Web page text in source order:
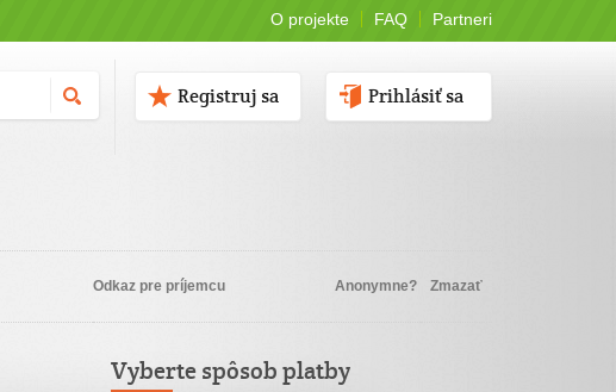
O projekte FAQ Partneri
Prihlásiť sa
Registruj sa
Odkaz pre príjemcu Anonymne? Zmazať
Vyberte spôsob platby